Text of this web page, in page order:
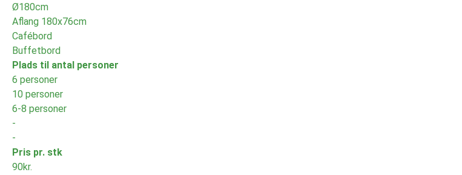
Ø180cm
Aflang 180x76cm
Cafébord
Buffetbord
Plads til antal personer
6 personer
10 personer
6-8 personer
-
-
Pris pr. stk
90kr.